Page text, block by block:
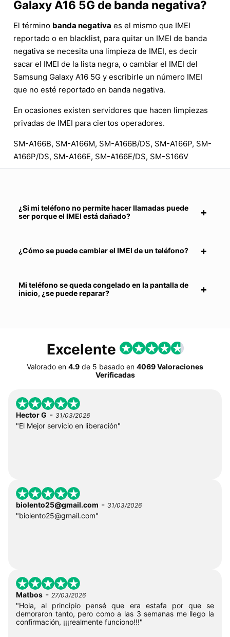
Galaxy A16 5G de banda negativa?
El término banda negativa es el mismo que IMEI
reportado o en blacklist, para quitar un IMEI de banda
negativa se necesita una limpieza de IMEI, es decir
sacar el IMEI de la lista negra, o cambiar el IMEI del
Samsung Galaxy A16 5G y escribirle un número IMEI
que no esté reportado en banda negativa.
En ocasiones existen servidores que hacen limpiezas
privadas de IMEI para ciertos operadores.
SM-A166B, SM-A166M, SM-A166B/DS, SM-A166P, SM-
A166P/DS, SM-A166E, SM-A166E/DS, SM-S166V
¿Si mi teléfono no permite hacer llamadas puede
ser porque el IMEI está dañado?
¿Cómo se puede cambiar el IMEI de un teléfono?
Mi teléfono se queda congelado en la pantalla de
inicio, ¿se puede reparar?
Excelente
Valorado en 4.9 de 5 basado en 4069 Valoraciones
Verificadas
Hector G - 31/03/2026
"El Mejor servicio en liberación"
biolento25@gmail.com - 31/03/2026
"biolento25@gmail.com"
Matbos - 27/03/2026
"Hola, al principio pensé que era estafa por que se
demoraron tanto, pero como a las 3 semanas me llego la
confirmación, ¡¡¡realmente funciono!!!"